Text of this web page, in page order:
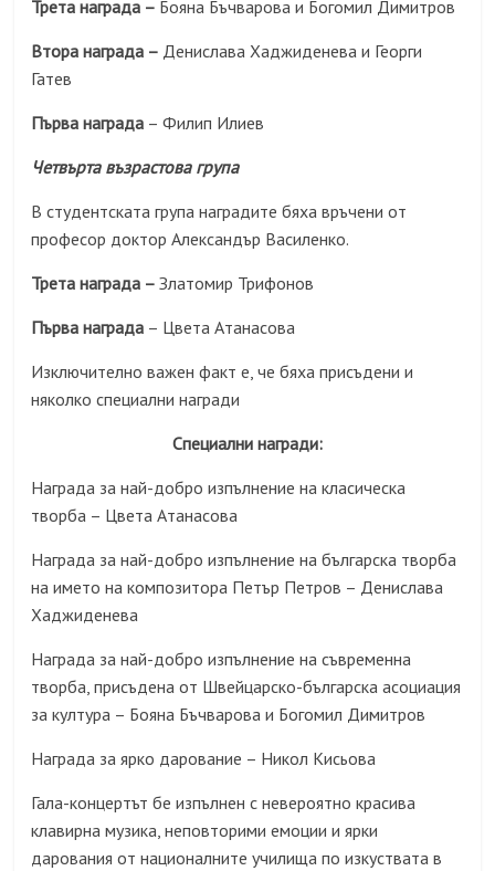
Трета награда – Бояна Бъчварова и Богомил Димитров
Втора награда – Денислава Хаджиденева и Георги
Гатев
Първа награда – Филип Илиев
Четвърта възрастова група
В студентската група наградите бяха връчени от
професор доктор Александър Василенко.
Трета награда –Златомир Трифонов
Първа награда – Цвета Атанасова
Изключително важен факт е, че бяха присъдени и
няколко специални награди
Специални награди:
Награда за най-добро изпълнение на класическа
творба – Цвета Атанасова
Награда за най-добро изпълнение на българска творба
на името на композитора Петър Петров – Денислава
Хаджиденева
Награда за най-добро изпълнение на съвременна
творба, присъдена от Швейцарско-българска асоциация
за култура – Бояна Бъчварова и Богомил Димитров
Награда за ярко дарование – Никол Кисьова
Гала-концертът бе изпълнен с невероятно красива
клавирна музика, неповторими емоции и ярки
дарования от националните училища по изкуствата в